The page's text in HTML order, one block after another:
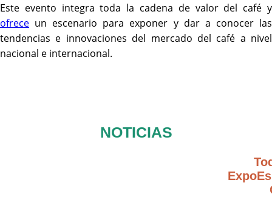
Este evento integra toda la cadena de valor del café y
ofrece un escenario para exponer y dar a conocer las
tendencias e innovaciones del mercado del café a nivel
nacional e internacional.
NOTICIAS